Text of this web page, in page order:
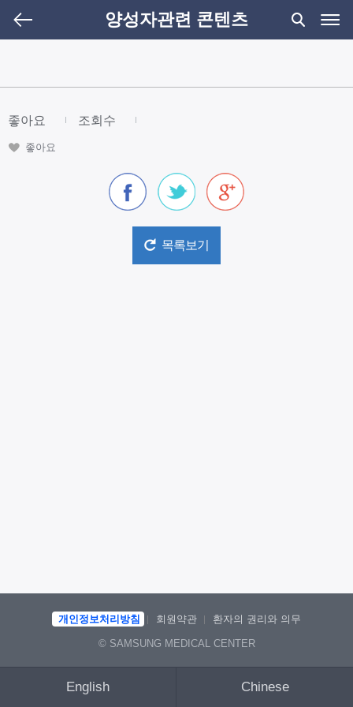
양성자관련 콘텐츠
좋아요 조회수
좋아요
facebook twitter
목록보기
개인정보처리방침 회원약관 환자의 권리와 의무
© SAMSUNG MEDICAL CENTER
English Chinese